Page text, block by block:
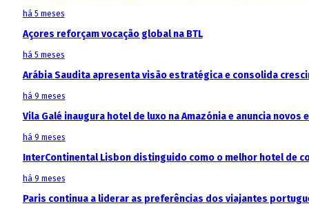
há 5 meses
Açores reforçam vocação global na BTL
há 5 meses
Arábia Saudita apresenta visão estratégica e consolida
há 9 meses
Vila Galé inaugura hotel de luxo na Amazónia e anuncia
há 9 meses
InterContinental Lisbon distinguido como o melhor hotel de
há 9 meses
Paris continua a liderar as preferências dos viajantes